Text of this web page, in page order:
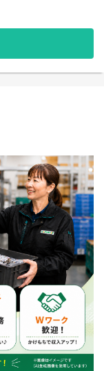
6tトラック。「大型
、負担を抑えなが
られるため、自分
経験を積みたい方